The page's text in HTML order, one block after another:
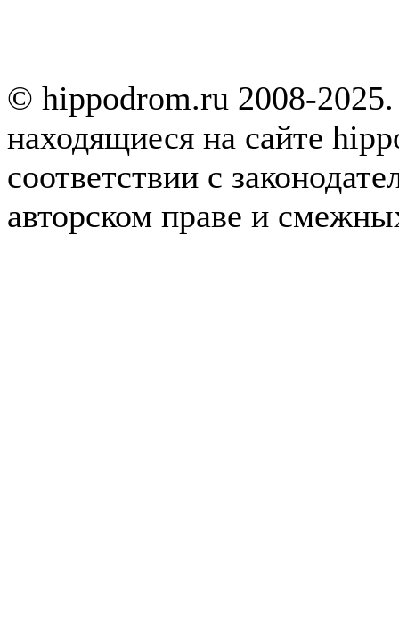
© hippodrom.ru 2008-
находящиеся на сайте
соответствии с
авторском праве и